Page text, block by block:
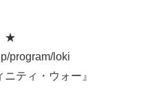
★
program/loki
ティ・ウォー』